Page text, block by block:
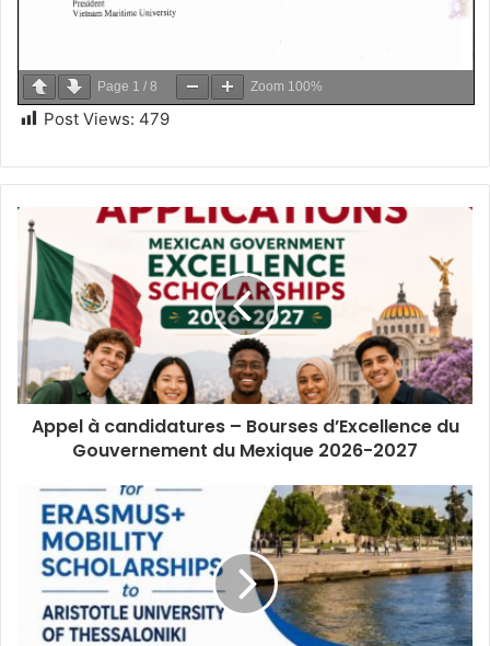
Page 1 / 8 Zoom 100%
Post Views: 479
Appel à candidatures – Bourses d’Excellence du
Gouvernement du Mexique 2026-2027